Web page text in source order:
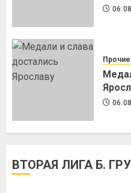
Прочие
ВТОРАЯ ЛИГА Б.